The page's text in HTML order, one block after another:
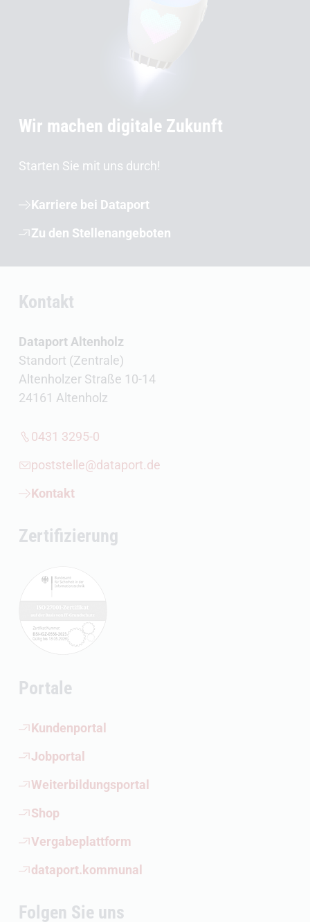
Wir machen digitale Zukunft
Starten Sie mit uns durch!
Karriere bei Dataport
Zu den Stellenangeboten
Kontakt
Dataport Altenholz
Standort (Zentrale)
Altenholzer Straße 10-14
24161 Altenholz
0431 3295-0
poststelle@dataport.de
Kontakt
Zertifizierung
Portale
Kundenportal
(Öffnet externen Link)
Jobportal
(Öffnet externen Link)
Weiterbildungsportal
(Öffnet externen Link)
Shop
(Öffnet externen Link)
Vergabeplattform
(Öffnet externen Link)
dataport.kommunal
(Öffnet externen Link)
Folgen Sie uns